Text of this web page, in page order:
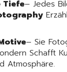
Tiefe– Jedes
– Sie
Schafft
Atmosphäre.